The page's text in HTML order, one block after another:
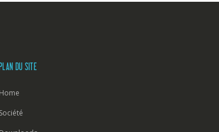
DU SITE
Home
Société